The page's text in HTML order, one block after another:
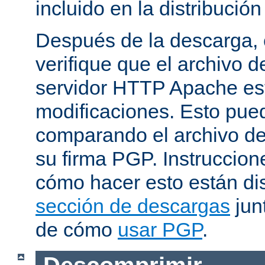
incluido en la distribución
Después de la
verifique que el archivo
servidor HTTP Apache
modificaciones. Esto
comparando el archivo
su firma PGP.
cómo hacer esto están
sección de descargas
de cómo usar PGP.